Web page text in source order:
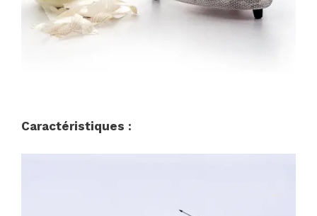
Caractéristiques :